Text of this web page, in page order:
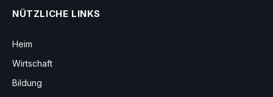
NÜTZLICHE LINKS
Heim
Wirtschaft
Bildung